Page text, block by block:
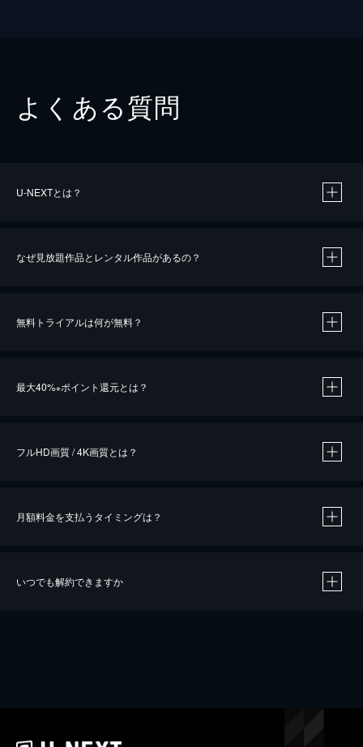
よくある質問
U-NEXTとは？
なぜ見放題作品とレンタル作品があるの？
無料トライアルは何が無料？
最大40%※ポイント還元とは？
※40％ポイント還元の対象は、クレジットカード決済による作品の購入 / レンタルです。
iOSアプリのUコイン決済による作品の購入 / レンタルは、20％のポイント還元です。
フルHD画質 / 4K画質とは？
月額料金を支払うタイミングは？
いつでも解約できますか